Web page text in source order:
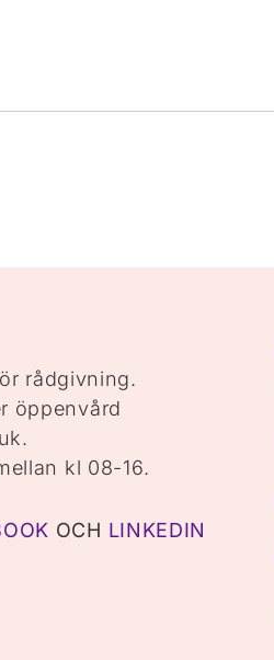
rådgivning.
öppenvård
kl 08-16.
OCH LINKEDIN